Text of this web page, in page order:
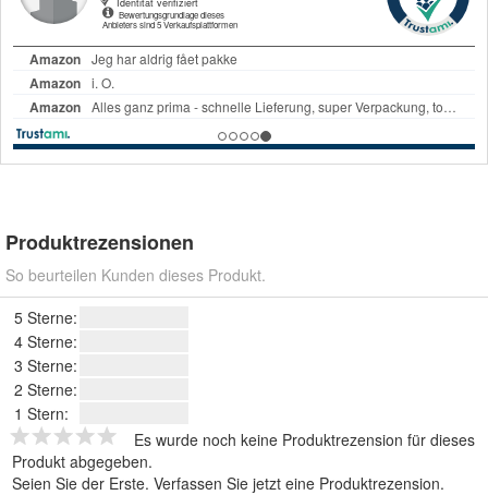
Produktrezensionen
So beurteilen Kunden dieses Produkt.
5 Sterne:
4 Sterne:
3 Sterne:
2 Sterne:
1 Stern:
Es wurde noch keine Produktrezension für dieses
Produkt abgegeben.
Seien Sie der Erste. Verfassen Sie jetzt eine Produktrezension.